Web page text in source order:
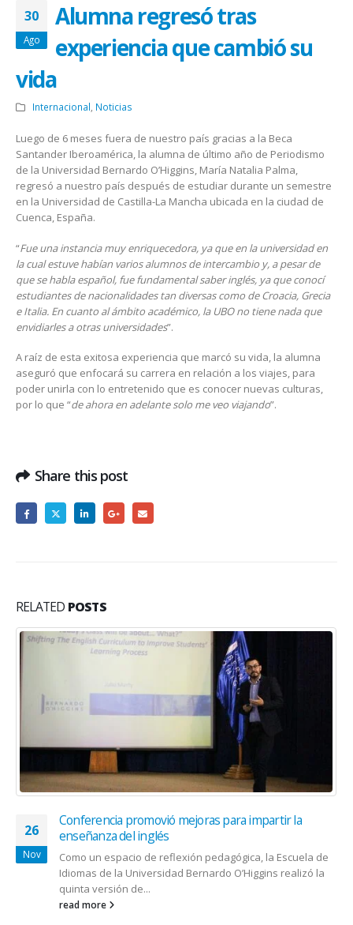
30
Ago
Alumna regresó tras
experiencia que cambió su
vida
Internacional Noticias
Luego de 6 meses fuera de nuestro país gracias a la Beca
Santander Iberoamérica, la alumna de último año de Periodismo
de la Universidad Bernardo O’Higgins, María Natalia Palma,
regresó a nuestro país después de estudiar durante un semestre
en la Universidad de Castilla-La Mancha ubicada en la ciudad de
Cuenca, España.
“Fue una instancia muy enriquecedora, ya que en la universidad en
la cual estuve habían varios alumnos de intercambio y, a pesar de
que se habla español, fue fundamental saber inglés, ya que conocí
estudiantes de nacionalidades tan diversas como de Croacia, Grecia
e Italia. En cuanto al ámbito académico, la UBO no tiene nada que
envidiarles a otras universidades”.
A raíz de esta exitosa experiencia que marcó su vida, la alumna
aseguró que enfocará su carrera en relación a los viajes, para
poder unirla con lo entretenido que es conocer nuevas culturas,
por lo que “de ahora en adelante solo me veo viajando”.
Share this post
RELATED POSTS
26
Nov
Conferencia promovió mejoras para impartir la
enseñanza del inglés
Como un espacio de reflexión pedagógica, la Escuela de
Idiomas de la Universidad Bernardo O’Higgins realizó la
quinta versión de...
read more